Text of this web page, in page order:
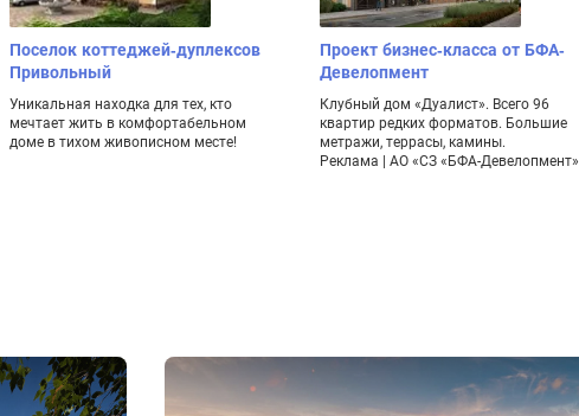
Поселок коттеджей-дуплексов
Привольный
Уникальная находка для тех, кто
мечтает жить в комфортабельном
доме в тихом живописном месте!
Проект бизнес-класса от БФА-
Девелопмент
Клубный дом «Дуалист». Всего 96
квартир редких форматов. Большие
метражи, террасы, камины.
Реклама | АО «СЗ «БФА-Девелопмент»